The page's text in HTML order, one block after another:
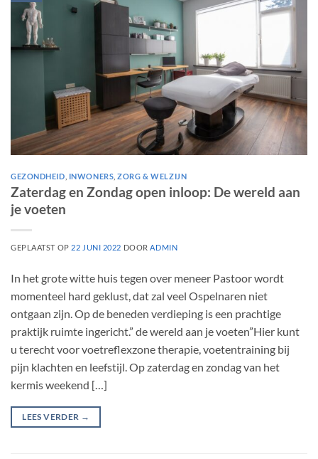
GEZONDHEID INWONERS ,ZORG & WELZIJN
Zaterdag en Zondag open inloop: De wereld aan
je voeten
GEPLAATST OP 22 JUNI 2022 DOORADMIN
In het grote witte huis tegen over meneer Pastoor wordt
momenteel hard geklust, dat zal veel Ospelnaren niet
ontgaan zijn. Op de beneden verdieping is een prachtige
praktijk ruimte ingericht.” de wereld aan je voeten”Hier kunt
u terecht voor voetreflexzone therapie, voetentraining bij
pijn klachten en leefstijl. Op zaterdag en zondag van het
kermis weekend […]
LEES VERDER →